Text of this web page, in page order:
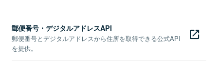
郵便番号・デジタルアドレスAPI
郵便番号とデジタルアドレスから住所を取得できる公式API
を提供。